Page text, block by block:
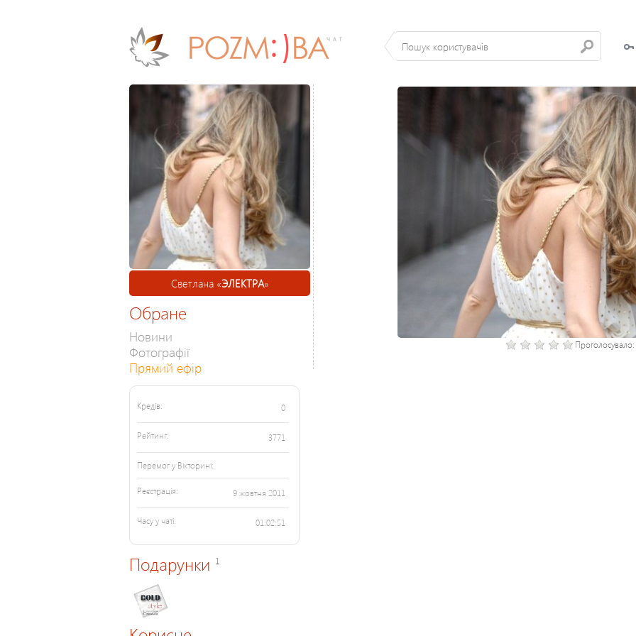
Светлана «ЭЛЕКТРА»
Обране
Новини
Фотографії
Прямий ефір
Кредів: 0
Рейтинг: 3771
Перемог у Вікторині:
Реєстрація: 9 жовтня 2011
Часу у чаті: 01:02:51
Подарунки 1
Проголосувало: